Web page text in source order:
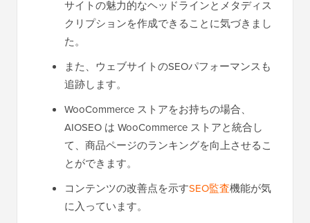
サイトの魅力的なヘッドラインとメタディス
クリプションを作成できることに気づきまし
た。
また、ウェブサイトのSEOパフォーマンスも
追跡します。
WooCommerce ストアをお持ちの場合、
AIOSEO は WooCommerce ストアと統合し
て、商品ページのランキングを向上させるこ
とができます。
コンテンツの改善点を示すSEO監査機能が気
に入っています。